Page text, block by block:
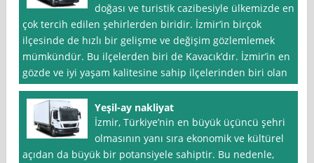
doğası ve turistik cazibesiyle ülkemizde en
çok tercih edilen şehirlerden biridir. İzmir’in birçok
ilçesinde de hızlı bir gelişme ve değişim gözlemlemek
mümkündür. Bu ilçelerden biri de Kavacık’dır. İzmir’in en
gözde ve iyi yaşam kalitesine sahip ilçelerinden biri olan
Yeşil-ay nakliyat
İzmir, Türkiye’nin en büyük üçüncü şehri
olmasının yanı sıra ekonomik ve kültürel
açıdan da büyük bir potansiyele sahiptir. Bu nedenle,